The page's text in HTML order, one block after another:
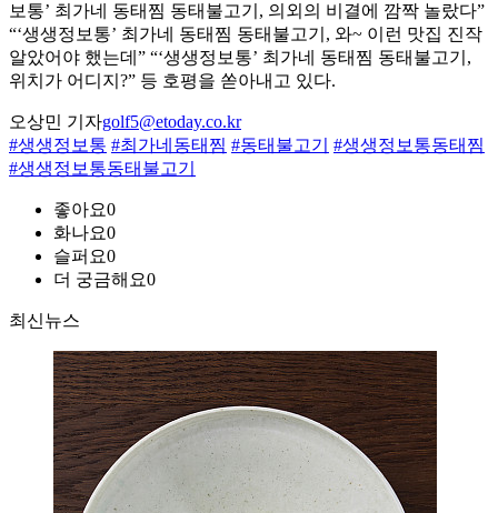
보통’ 최가네 동태찜 동태불고기, 의외의 비결에 깜짝 놀랐다”
“‘생생정보통’ 최가네 동태찜 동태불고기, 와~ 이런 맛집 진작
알았어야 했는데” “‘생생정보통’ 최가네 동태찜 동태불고기,
위치가 어디지?” 등 호평을 쏟아내고 있다.
오상민 기자golf5@etoday.co.kr
#생생정보통 #최가네동태찜 #동태불고기
#생생정보통동태찜
#생생정보통동태불고기
좋아요0
화나요0
슬퍼요0
더 궁금해요0
최신뉴스